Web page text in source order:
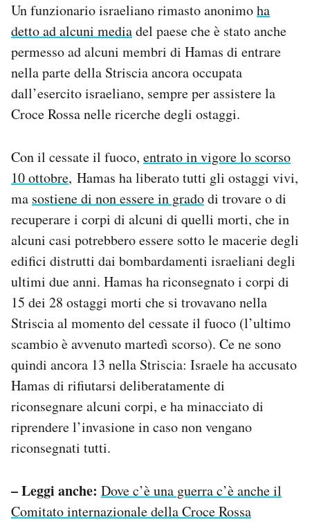
AREA PERSONALE
Area Personale
Newsletter
Notifiche mobile
Regala il Post
Hai bisogno di aiuto?
Un funzionario israeliano rimasto anonimoha
detto ad alcuni mediadel paese che è stato anche
permesso ad alcuni membri di Hamas di entrare
nella parte della Striscia ancora occupata
dall’esercito israeliano, sempre per assistere la
Croce Rossa nelle ricerche degli ostaggi.
Con il cessate il fuoco, entrato in vigore lo scorso
10 ottobre, Hamas ha liberato tutti gli ostaggi vivi,
ma sostiene di non essere in gradodi trovare o di
recuperare i corpi di alcuni di quelli morti, che in
alcuni casi potrebbero essere sotto le macerie degli
edifici distrutti dai bombardamenti israeliani degli
ultimi due anni. Hamas ha riconsegnato i corpi di
15 dei 28 ostaggi morti che si trovavano nella
Striscia al momento del cessate il fuoco (l’ultimo
scambio è avvenuto martedì scorso). Ce ne sono
quindi ancora 13 nella Striscia: Israele ha accusato
Hamas di rifiutarsi deliberatamente di
riconsegnare alcuni corpi, e ha minacciato di
riprendere l’invasione in caso non vengano
riconsegnati tutti.
– Leggi anche: Dove c’è una guerra c’è anche il
Comitato internazionale della Croce Rossa